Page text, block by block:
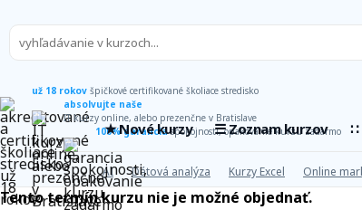
už 18 rokov špičkové certifikované školiace stredisko
absolvujte naše
IT kurzy online, alebo prezenčne v Bratislave
100% garanciaspokojnosti, opakovanie kurzu zadarmo
★ Nové kurzy ☰ Zoznam kurzov ∷
AI Dátová analýza Kurzy Excel Online
Tento termín kurzu nie je možné objednať.